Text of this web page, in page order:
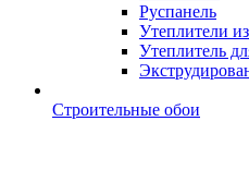
Руспанель
Утеплители
Утеплитель
Строительные обои